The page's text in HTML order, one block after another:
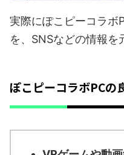
実際にぽこピーコラボ
を、SNSなどの情報を
ぽこピーコラボPCの